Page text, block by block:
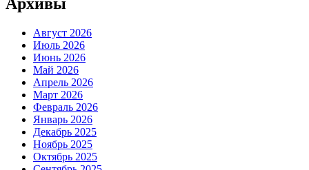
Август 2026
Июль 2026
Июнь 2026
Май 2026
Апрель 2026
Март 2026
Февраль 2026
Январь 2026
Декабрь 2025
Ноябрь 2025
Октябрь 2025